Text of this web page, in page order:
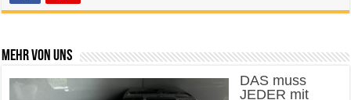
Mehr von uns
DAS muss
JEDER mit